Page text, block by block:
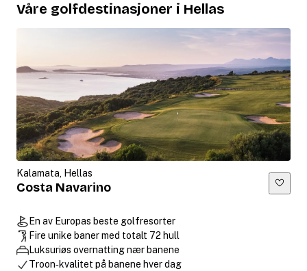
Våre golfdestinasjoner i Hellas
Kalamata, Hellas
Costa Navarino
En av Europas beste golfresorter
Fire unike baner med totalt 72 hull
Luksuriøs overnatting nær banene
Troon‑kvalitet på banene hver dag